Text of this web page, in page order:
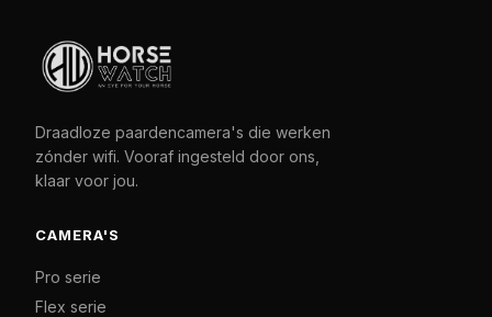
Draadloze paardencamera's die werken
zónder wifi. Vooraf ingesteld door ons,
klaar voor jou.
CAMERA'S
Pro serie
Flex serie